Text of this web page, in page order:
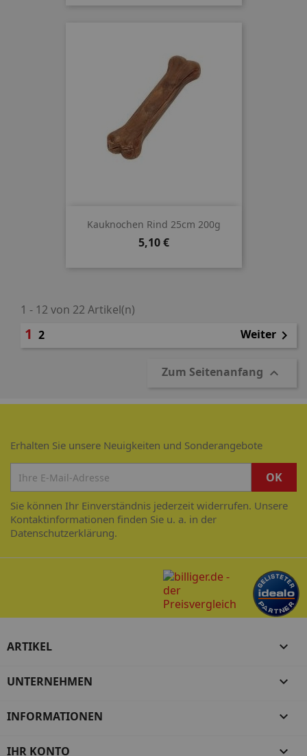
Kauknochen Rind 25cm 200g
Preis
5,10 €
1 - 12 von 22 Artikel(n)
1 2 Weiter 
Zum Seitenanfang 
Erhalten Sie unsere Neuigkeiten und Sonderangebote
Sie können Ihr Einverständnis jederzeit widerrufen. Unsere
Kontaktinformationen finden Sie u. a. in der
Datenschutzerklärung.
ARTIKEL 
UNTERNEHMEN 
INFORMATIONEN 
IHR KONTO 